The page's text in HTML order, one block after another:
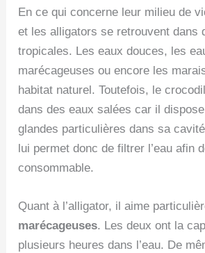
En ce qui concerne leur milieu de
et les alligators se retrouvent dans
tropicales. Les eaux douces, les
marécageuses ou encore les
habitat naturel. Toutefois, le
dans des eaux salées car il
glandes particulières dans sa
lui permet donc de filtrer l’eau afin
consommable.
Quant à l’alligator, il aime
marécageuses. Les deux ont la
plusieurs heures dans l’eau. De